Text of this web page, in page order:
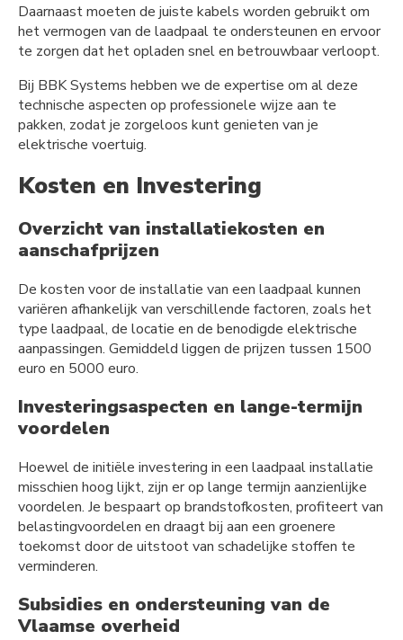
Daarnaast moeten de juiste kabels worden gebruikt om
het vermogen van de laadpaal te ondersteunen en ervoor
te zorgen dat het opladen snel en betrouwbaar verloopt.
Bij BBK Systems hebben we de expertise om al deze
technische aspecten op professionele wijze aan te
pakken, zodat je zorgeloos kunt genieten van je
elektrische voertuig.
Kosten en Investering
Overzicht van installatiekosten en
aanschafprijzen
De kosten voor de installatie van een laadpaal kunnen
variëren afhankelijk van verschillende factoren, zoals het
type laadpaal, de locatie en de benodigde elektrische
aanpassingen. Gemiddeld liggen de prijzen tussen 1500
euro en 5000 euro.
Investeringsaspecten en lange-termijn
voordelen
Hoewel de initiële investering in een laadpaal installatie
misschien hoog lijkt, zijn er op lange termijn aanzienlijke
voordelen. Je bespaart op brandstofkosten, profiteert van
belastingvoordelen en draagt bij aan een groenere
toekomst door de uitstoot van schadelijke stoffen te
verminderen.
Subsidies en ondersteuning van de
Vlaamse overheid